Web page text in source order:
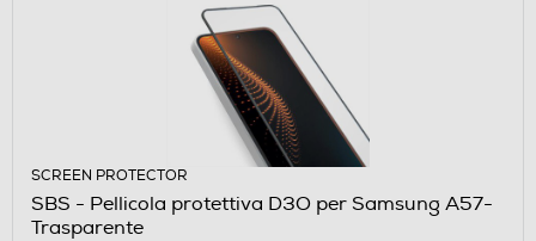
SCREEN PROTECTOR
SBS - Pellicola protettiva D3O per Samsung A57-
Trasparente